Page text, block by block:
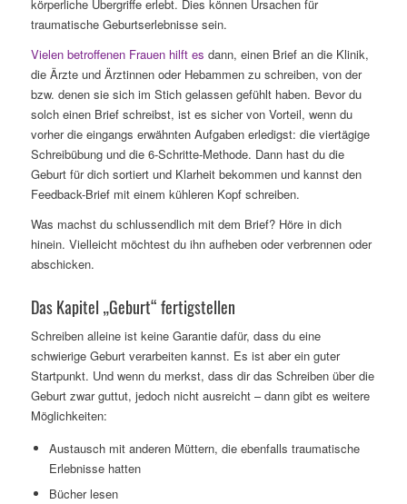
körperliche Übergriffe erlebt. Dies können Ursachen für
traumatische Geburtserlebnisse sein.
Vielen betroffenen Frauen hilft es dann, einen Brief an die Klinik,
die Ärzte und Ärztinnen oder Hebammen zu schreiben, von der
bzw. denen sie sich im Stich gelassen gefühlt haben. Bevor du
solch einen Brief schreibst, ist es sicher von Vorteil, wenn du
vorher die eingangs erwähnten Aufgaben erledigst: die viertägige
Schreibübung und die 6-Schritte-Methode. Dann hast du die
Geburt für dich sortiert und Klarheit bekommen und kannst den
Feedback-Brief mit einem kühleren Kopf schreiben.
Was machst du schlussendlich mit dem Brief? Höre in dich
hinein. Vielleicht möchtest du ihn aufheben oder verbrennen oder
abschicken.
Das Kapitel „Geburt“ fertigstellen
Schreiben alleine ist keine Garantie dafür, dass du eine
schwierige Geburt verarbeiten kannst. Es ist aber ein guter
Startpunkt. Und wenn du merkst, dass dir das Schreiben über die
Geburt zwar guttut, jedoch nicht ausreicht – dann gibt es weitere
Möglichkeiten:
Austausch mit anderen Müttern, die ebenfalls traumatische
Erlebnisse hatten
Bücher lesen